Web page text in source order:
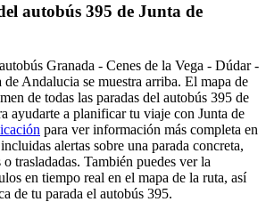
autobús 395 de Junta de
Granada - Cenes de la Vega - Dúdar -
Andalucia se muestra arriba. El mapa de
de todas las paradas del autobús 395 de
ayudarte a planificar tu viaje con Junta de
para ver información más completa en
alertas sobre una parada concreta,
trasladadas. También puedes ver la
en tiempo real en el mapa de la ruta, así
de tu parada el autobús 395.